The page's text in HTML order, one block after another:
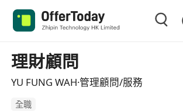
理財顧問
YU FUNG WAH·管理顧問/服務
全職